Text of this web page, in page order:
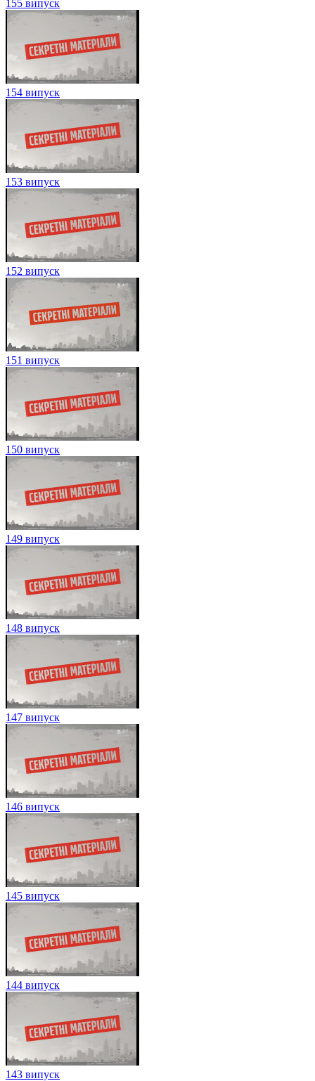
155 випуск
154 випуск
153 випуск
152 випуск
151 випуск
150 випуск
149 випуск
148 випуск
147 випуск
146 випуск
145 випуск
144 випуск
143 випуск